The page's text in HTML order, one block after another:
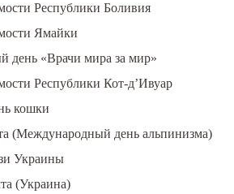
Республики Боливия
Ямайки
день «Врачи мира за мир»
Республики Кот-д’Ивуар
кошки
(Международный день альпинизма)
Украины
(Украина)